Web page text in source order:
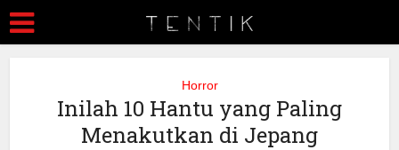
Horror
Inilah 10 Hantu yang Paling
Menakutkan di Jepang